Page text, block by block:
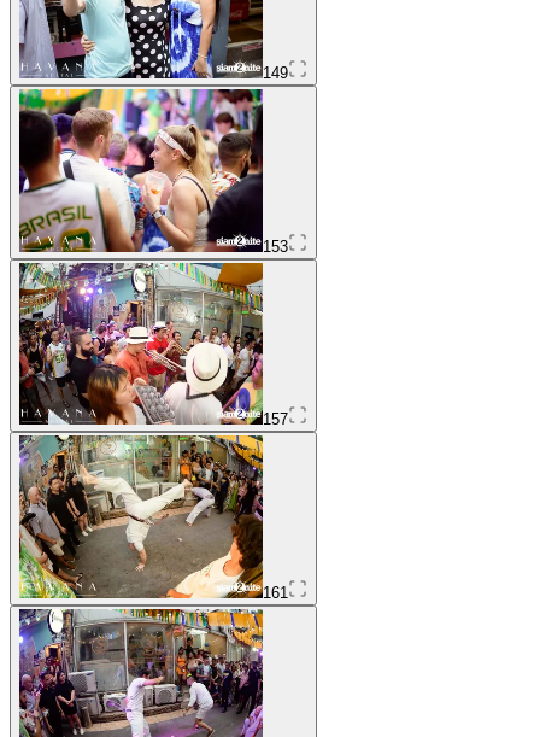
149
153
157
161